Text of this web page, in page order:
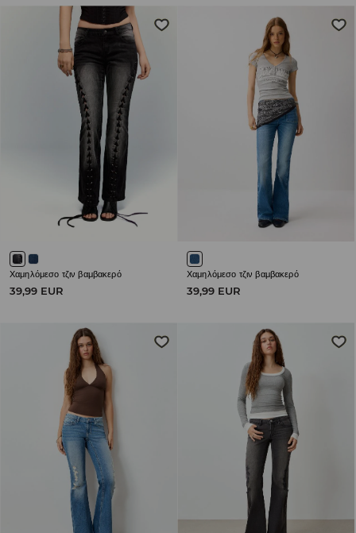
Χαμηλόμεσο τζιν βαμβακερό
39,99 EUR
Χαμηλόμεσο τζιν βαμβακερό
39,99 EUR